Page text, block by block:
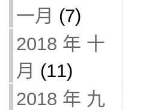
一月 (7)
2018 年 十
月 (11)
2018 年 九